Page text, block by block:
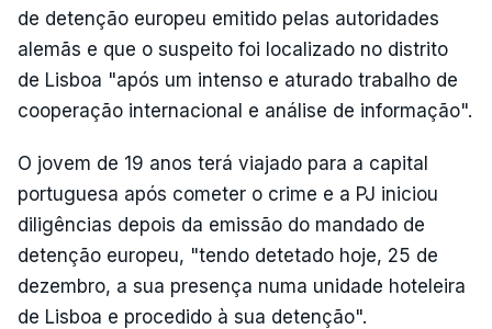
de detenção europeu emitido pelas autoridades
alemãs e que o suspeito foi localizado no distrito
de Lisboa "após um intenso e aturado trabalho de
cooperação internacional e análise de informação".
O jovem de 19 anos terá viajado para a capital
portuguesa após cometer o crime e a PJ iniciou
diligências depois da emissão do mandado de
detenção europeu, "tendo detetado hoje, 25 de
dezembro, a sua presença numa unidade hoteleira
de Lisboa e procedido à sua detenção".